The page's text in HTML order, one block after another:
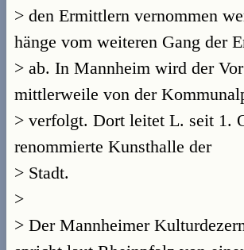
> den Ermittlern vernommen
hänge vom weiteren Gang der
> ab. In Mannheim wird der
mittlerweile von der
> verfolgt. Dort leitet L. seit 1.
renommierte Kunsthalle der
> Stadt.
>
> Der Mannheimer